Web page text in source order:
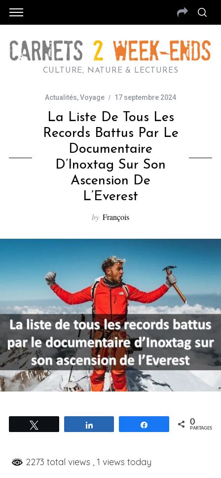
CULTURE, NATURE & LECTURES
Actualités,Voyage 17 septembre 2024
La Liste De Tous Les
Records Battus Par Le
Documentaire
D’Inoxtag Sur Son
Ascension De
L’Everest
by François
Partagez 0
PARTAGES
2273 total views , 1 views today